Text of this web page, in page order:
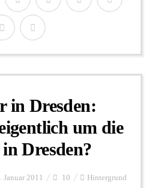
in Dresden:
um die
Dresden?
2011 10 Hintergrund